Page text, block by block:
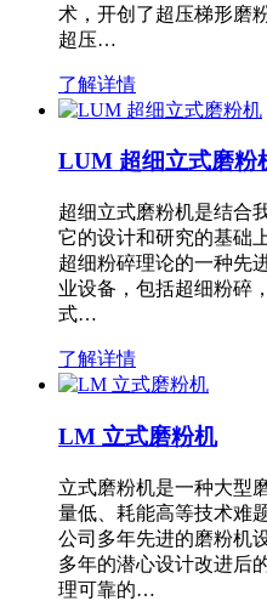
术，开创了超压梯形磨
超压…
了解详情
LUM 超细立式磨粉
超细立式磨粉机是结合
它的设计和研究的基础
超细粉碎理论的一种先
业设备，包括超细粉碎
式…
了解详情
LM 立式磨粉机
立式磨粉机是一种大型
量低、耗能高等技术难
公司多年先进的磨粉机
多年的潜心设计改进后
理可靠的…